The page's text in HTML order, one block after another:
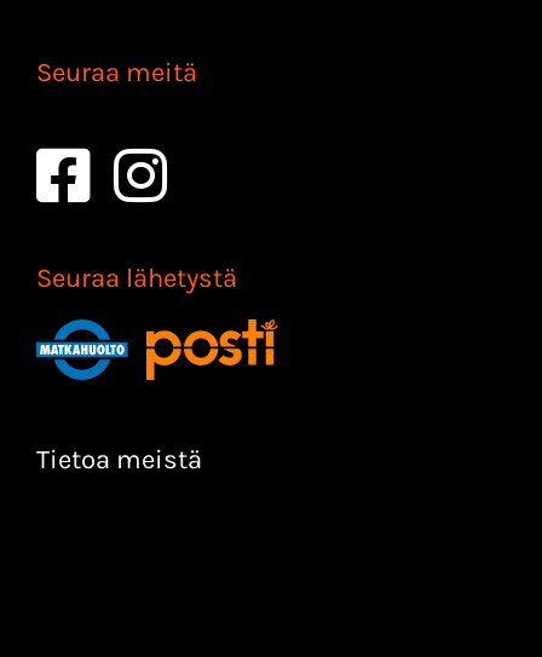
Seuraa meitä
Seuraa lähetystä
Tietoa meistä